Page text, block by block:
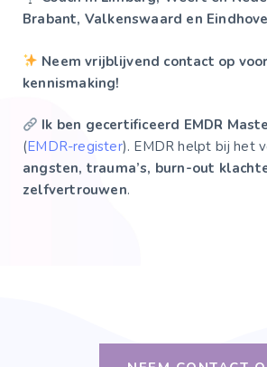
Brabant, Valkenswaard en
Neem vrijblijvend contact op
kennismaking!
Ik ben gecertificeerd EMDR
(EMDR-register). EMDR helpt bij het
angsten, trauma’s, burn-out
zelfvertrouwen.